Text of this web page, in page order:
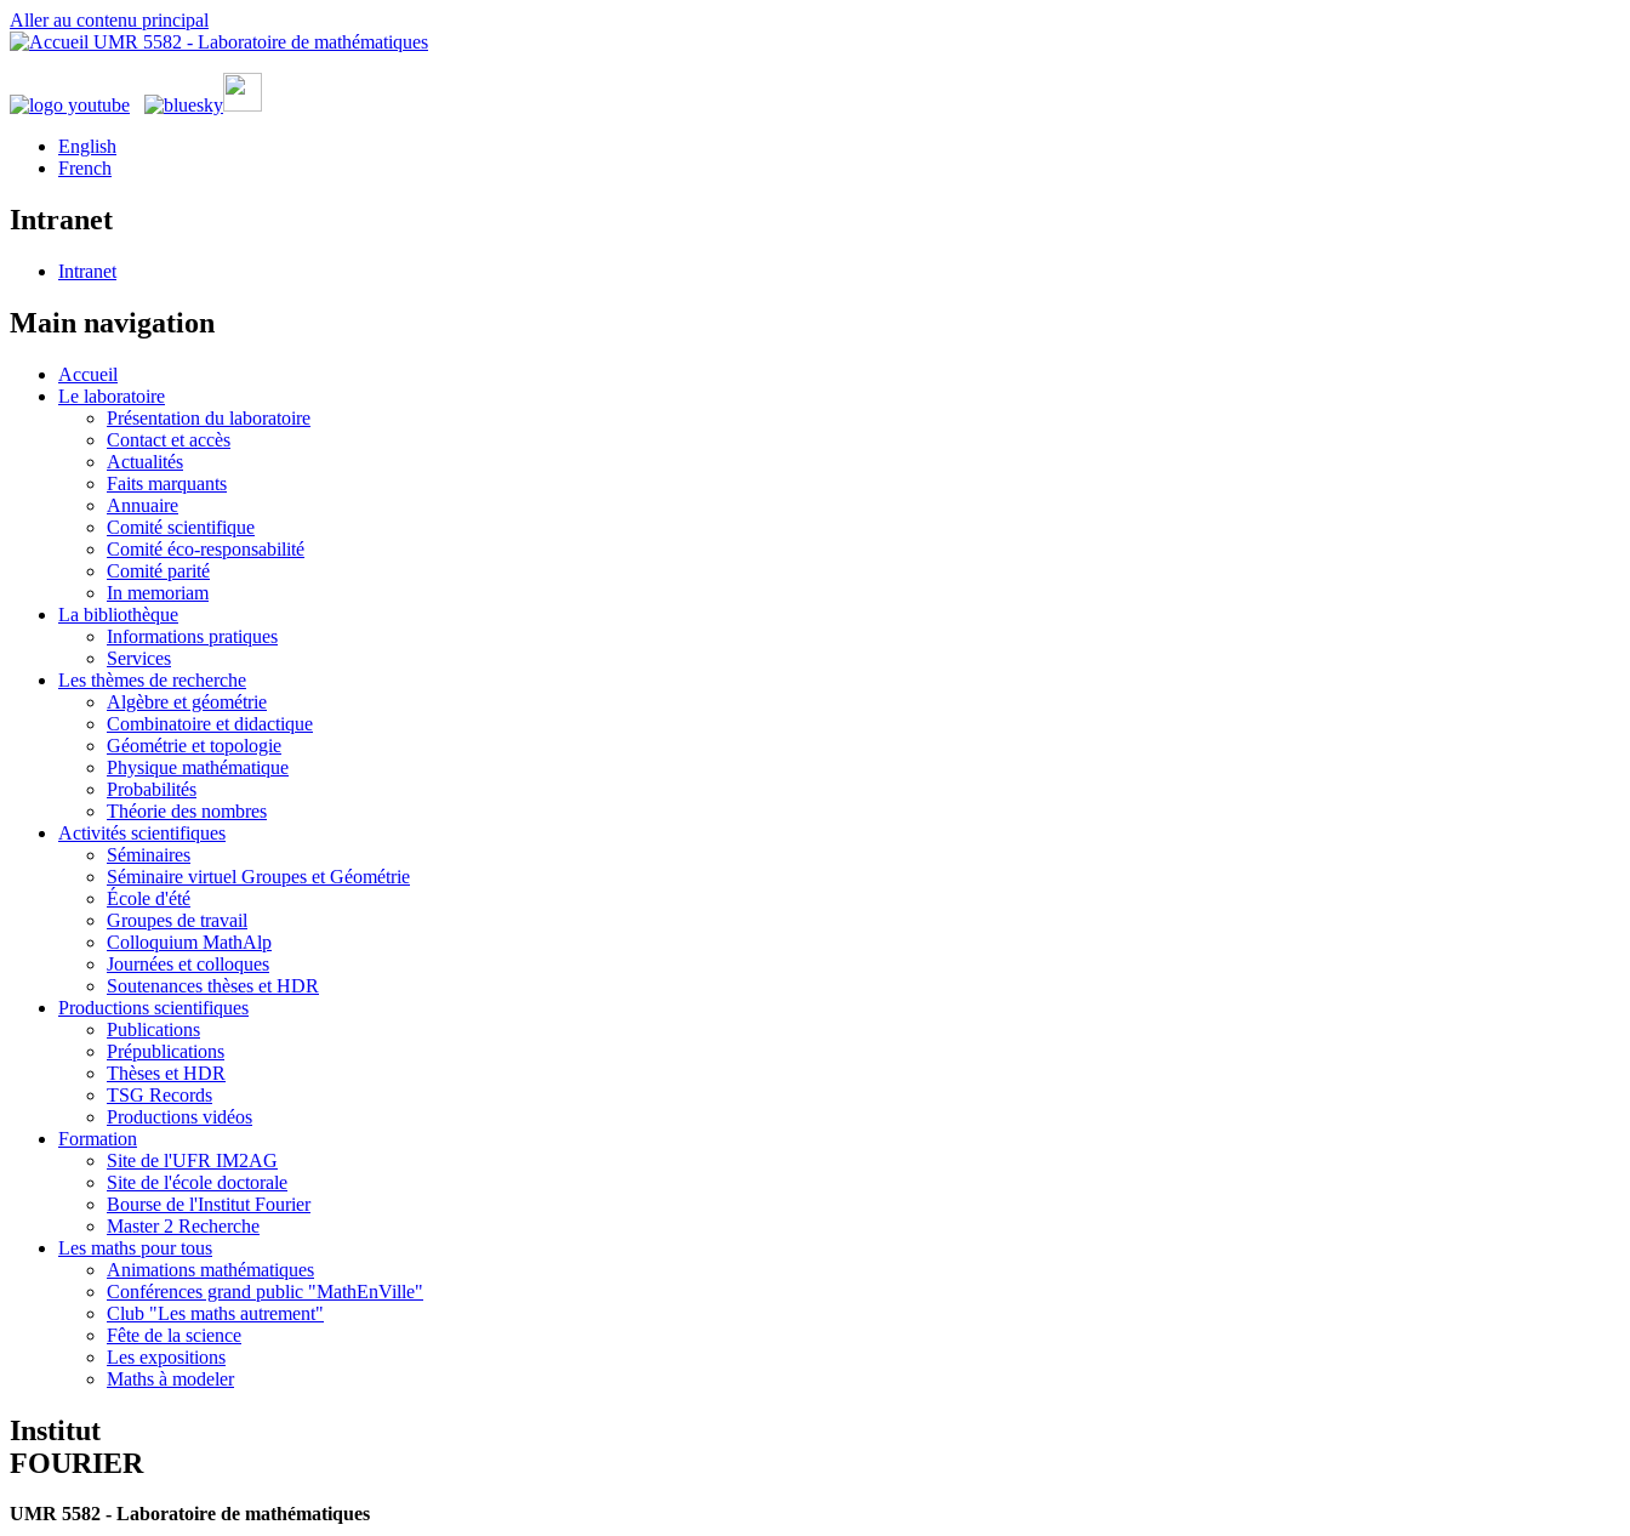
Aller au contenu principal
UMR 5582 - Laboratoire de mathématiques
English
French
Intranet
Intranet
Main navigation
Accueil
Le laboratoire
Présentation du laboratoire
Contact et accès
Actualités
Faits marquants
Annuaire
Comité scientifique
Comité éco-responsabilité
Comité parité
In memoriam
La bibliothèque
Informations pratiques
Services
Les thèmes de recherche
Algèbre et géométrie
Combinatoire et didactique
Géométrie et topologie
Physique mathématique
Probabilités
Théorie des nombres
Activités scientifiques
Séminaires
Séminaire virtuel Groupes et Géométrie
École d'été
Groupes de travail
Colloquium MathAlp
Journées et colloques
Soutenances thèses et HDR
Productions scientifiques
Publications
Prépublications
Thèses et HDR
TSG Records
Productions vidéos
Formation
Site de l'UFR IM2AG
Site de l'école doctorale
Bourse de l'Institut Fourier
Master 2 Recherche
Les maths pour tous
Animations mathématiques
Conférences grand public "MathEnVille"
Club "Les maths autrement"
Fête de la science
Les expositions
Maths à modeler
Institut
FOURIER
UMR 5582 - Laboratoire de mathématiques